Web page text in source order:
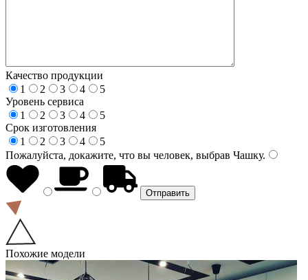
Качество продукции
1
2 3 4
5
Уровень сервиса
1
2 3 4
5
Срок изготовления
1
2 3 4
5
Пожалуйста, докажите, что вы человек, выбрав Чашку.
Похожие модели